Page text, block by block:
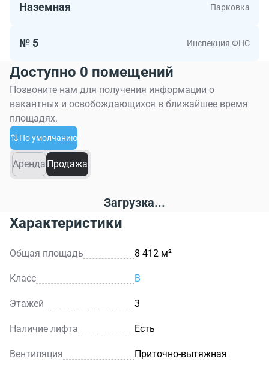
Наземная Парковка
№ 5 Инспекция ФНС
Доступно 0 помещений
Позвоните нам для получения информации о
вакантных и освобождающихся в ближайшее время
площадях.
По умолчанию
Аренда Продажа
Загрузка...
Характеристики
Общая площадь 8 412 м²
Класс B
Этажей 3
Наличие лифта Есть
Вентиляция Приточно-вытяжная